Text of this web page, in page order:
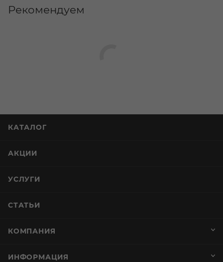
Рекомендуем
КАТАЛОГ
АКЦИИ
УСЛУГИ
СТАТЬИ
КОМПАНИЯ
ИНФОРМАЦИЯ